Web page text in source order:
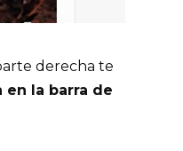
derecha te
en la barra de